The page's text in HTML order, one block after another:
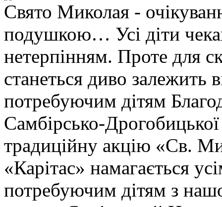
Свято Миколая -
подушкою… Усі діти
нетерпінням. Проте для
станеться диво
потребуючим дітям
Самбірсько-
традиційну акцію «Св.
«Карітас» намагається
потребуючим дітям з